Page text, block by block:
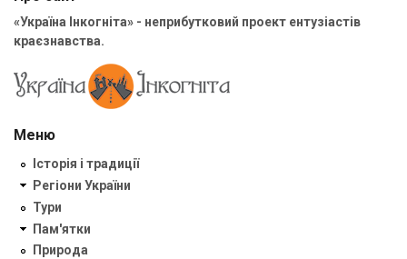
«Україна Інкогніта» - неприбутковий проект ентузіастів
краєзнавства.
Меню
Історія і традиції
Регіони України
Тури
Пам'ятки
Природа